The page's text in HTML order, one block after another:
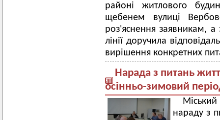
районі житлового
щебенем вулиці
роз'яснення заявникам, а
лінії доручила
вирішення конкретних
Нарада з питань
осінньо-зимовий
нараду з